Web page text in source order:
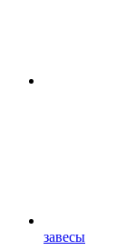
завесы